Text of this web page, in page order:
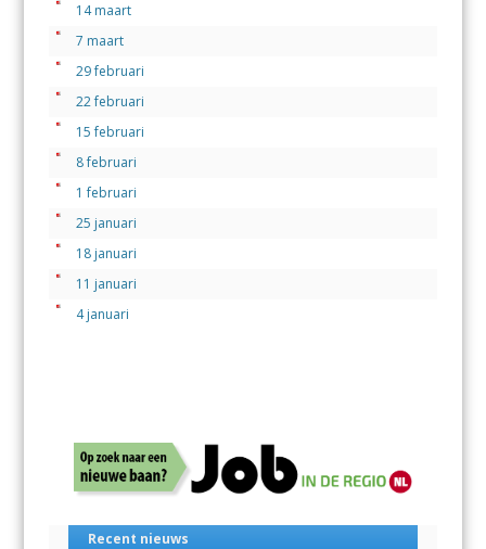
14 maart
7 maart
29 februari
22 februari
15 februari
8 februari
1 februari
25 januari
18 januari
11 januari
4 januari
Recent nieuws